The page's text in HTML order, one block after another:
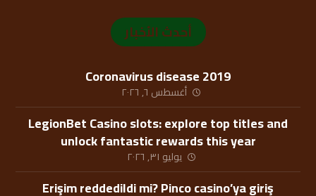
أحدث الأخبار
Coronavirus disease 2019
أغسطس ٦, ٢٠٢٦
LegionBet Casino slots: explore top titles and
unlock fantastic rewards this year
يوليو ٣١, ٢٠٢٦
Erişim reddedildi mi? Pinco casino’ya giriş